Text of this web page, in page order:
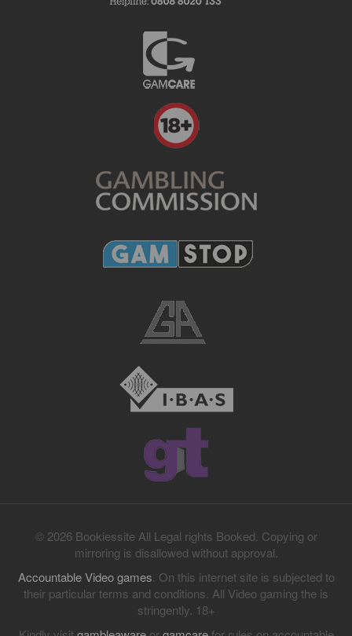
© 2026 Bookiessite All Legal rights Booked. Copying or
mirroring is disallowed without approval.
Accountable Video games . On this internet site is subjected to
their particular terms and conditions. All Video gaming the is
stringently. 18+